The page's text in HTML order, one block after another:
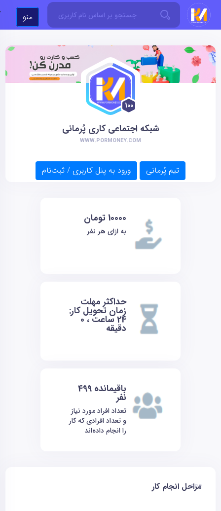
' منو
100
شبکه اجتماعی کاری پُرمانی
WWW.PORMONEY.COM
ورود به پنل کاربری / ثبت‌نام تیم پُرمانی
10000تومان
به ازای هر نفر
حداکثر مهلت
زمان تحویل کار:
24ساعت ،0
دقیقه
باقیمانده 499
نفر
تعداد افراد مورد نیاز
و تعداد افرادی که کار
را انجام داده‌اند
مراحل انجام کار